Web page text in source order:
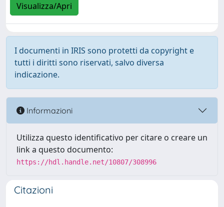
Visualizza/Apri
I documenti in IRIS sono protetti da copyright e
tutti i diritti sono riservati, salvo diversa
indicazione.
Informazioni
Utilizza questo identificativo per citare o creare un
link a questo documento:
https://hdl.handle.net/10807/308996
Citazioni